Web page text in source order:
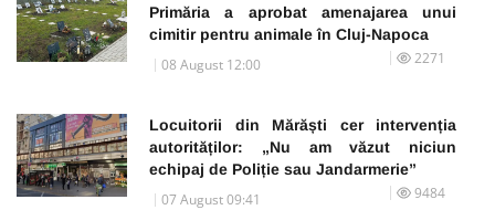
Primăria a aprobat amenajarea unui
cimitir pentru animale în Cluj-Napoca
08 August 12:00 2271
Locuitorii din Mărăști cer intervenția
autorităților: „Nu am văzut niciun
echipaj de Poliție sau Jandarmerie”
07 August 09:41 9484